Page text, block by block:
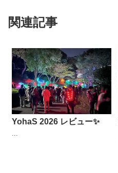
関連記事
YohaS 2026 レビュー✨
...